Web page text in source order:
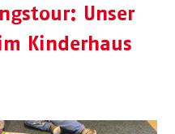
Unser
Kinderhaus